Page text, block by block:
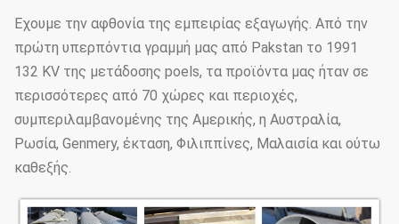
Συσκευασίες
στην κορυφή και
το κατώτατο σημείο, εν πάση
περιπτώσει μπορεί επίσης
ακολουθώντας από τον πελάτη
που απαιτούνται, κάθε 40HC ή OT
προδιαγραφή και τα στοιχεία
Έχουμε την αφθονία της εμπειρίας εξαγωγής. Από την
πρώτη υπερπόντια γραμμή μας από Pakstan το 1991
132 KV της μετάδοσης poels, τα προϊόντα μας ήταν σε
περισσότερες από 70 χώρες και περιοχές,
συμπεριλαμβανομένης της Αμερικής, η Αυστραλία,
Ρωσία, Genmery, έκταση, Φιλιππίνες, Μαλαισία και ούτω
καθεξής.